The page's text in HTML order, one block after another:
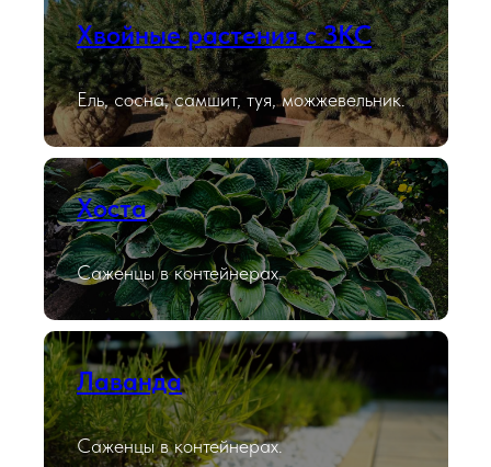
Хвойные растения с ЗКС
Ель, сосна, самшит, туя, можжевельник.
Хоста
Саженцы в контейнерах.
Лаванда
Саженцы в контейнерах.